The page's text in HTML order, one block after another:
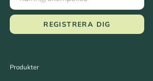
REGISTRERA DIG
Produkter